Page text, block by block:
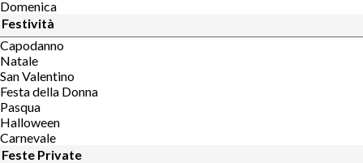
Domenica
Festività
Capodanno
Natale
San Valentino
Festa della Donna
Pasqua
Halloween
Carnevale
Feste Private